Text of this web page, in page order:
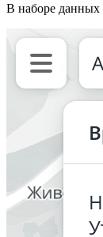
В наборе данных